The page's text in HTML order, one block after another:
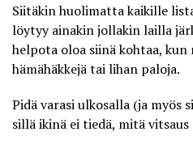
Siitäkin huolimatta kaikille
löytyy ainakin jollakin lailla
helpota oloa siinä kohtaa, kun
hämähäkkejä tai lihan paloja.
Pidä varasi ulkosalla (ja myös
sillä ikinä ei tiedä, mitä vitsaus